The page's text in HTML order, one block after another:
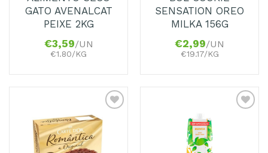
GATO AVENALCAT
PEIXE 2KG
€3,59/UN
€1.80/KG
SENSATION OREO
MILKA 156G
€2,99/UN
€19.17/KG
Adicionar
aos
Favoritos